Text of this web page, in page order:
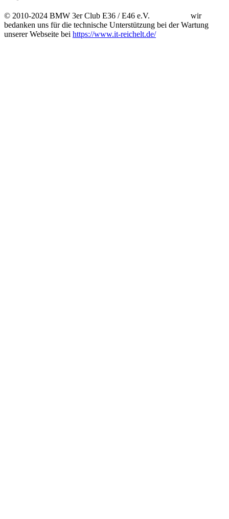
© 2010-2024 BMW 3er Club E36 / E46 e.V. wir
bedanken uns für die technische Unterstützung bei der Wartung
unserer Webseite bei https://www.it-reichelt.de/